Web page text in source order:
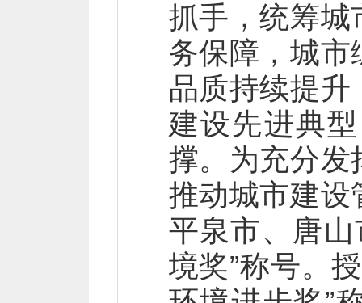
抓手，统筹城
务保障，城
品质持续提
建设先进典
撑。为充分发
推动城市建设
平泉市、唐
境奖”称号。